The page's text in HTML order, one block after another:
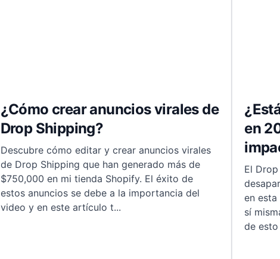
¿Cómo crear anuncios virales de
Drop Shipping?
Descubre cómo editar y crear anuncios virales
de Drop Shipping que han generado más de
$750,000 en mi tienda Shopify. El éxito de
estos anuncios se debe a la importancia del
video y en este artículo t...
en
El
en
sí
de